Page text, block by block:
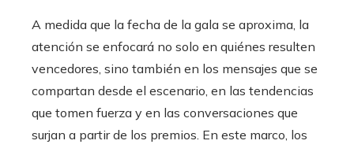
A medida que la fecha de la gala se aproxima, la
atención se enfocará no solo en quiénes resulten
vencedores, sino también en los mensajes que se
compartan desde el escenario, en las tendencias
que tomen fuerza y en las conversaciones que
surjan a partir de los premios. En este marco, los